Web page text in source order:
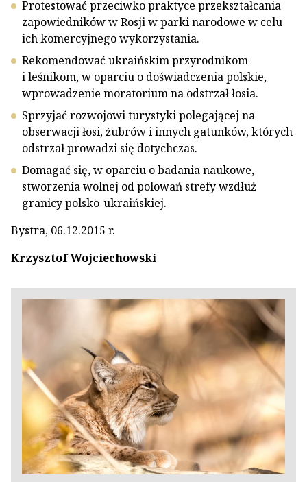
Protestować przeciwko praktyce przekształcania
zapowiedników w Rosji w parki narodowe w celu
ich komercyjnego wykorzystania.
Rekomendować ukraińskim przyrodnikom
i leśnikom, w oparciu o doświadczenia polskie,
wprowadzenie moratorium na odstrzał łosia.
Sprzyjać rozwojowi turystyki polegającej na
obserwacji łosi, żubrów i innych gatunków, których
odstrzał prowadzi się dotychczas.
Domagać się, w oparciu o badania naukowe,
stworzenia wolnej od polowań strefy wzdłuż
granicy polsko-ukraińskiej.
Bystra, 06.12.2015 r.
Krzysztof Wojciechowski